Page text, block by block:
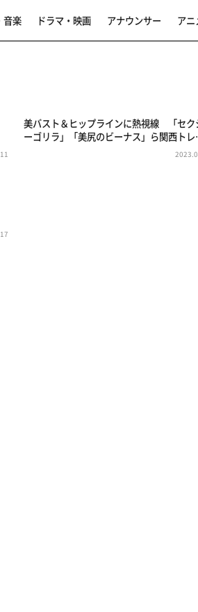
音楽 ドラマ・映画 アナウンサー アニ
美バスト＆ヒップラインに熱視線 「セク
ーゴリラ」「美尻のビーナス」ら関西ト